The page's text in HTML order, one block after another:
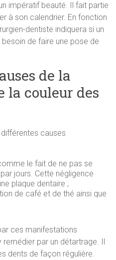
impératif beauté. Il fait partie
à son calendrier. En fonction
dentiste indiquera si un
besoin de faire une pose de
de la
la couleur des
causes
le fait de ne pas se
jours. Cette négligence
plaque dentaire ;
de café et de thé ainsi que
ces manifestations
remédier par un détartrage. Il
dents de façon régulière.